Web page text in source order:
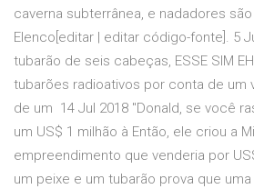
caverna subterrânea, e nadadores
Elenco[editar | editar código-fonte]. 5
tubarão de seis cabeças, ESSE SIM
tubarões radioativos por conta de um
de um 14 Jul 2018 "Donald, se você
um US$ 1 milhão à Então, ele criou a
empreendimento que venderia por
um peixe e um tubarão prova que